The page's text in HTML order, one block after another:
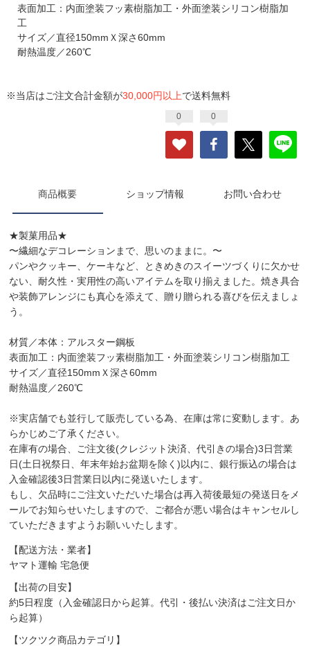
表面加工：内面塗装フッ素樹脂加工・外面塗装シリコン樹脂加
工
サイズ／直径150mmＸ深さ60mm
耐熱温度／260℃
※当店はご注文合計金額が30,000円以上で送料無料
0 0
商品概要 ショップ情報 お問い合わせ
★製菓用品★
〜繊細なデコレーションまで、思いのままに。〜
パンやクッキー、ケーキなど、ときめきのスイーツづくりに欠かせ
ない、耐久性・実用性の高いアイテムを取り揃えました。焼き具合
や装飾アレンジにも真心を添えて、贈り贈られる喜びを伝えましょ
う。
材質／本体：アルスター鋼板
表面加工：内面塗装フッ素樹脂加工・外面塗装シリコン樹脂加工
サイズ／直径150mmＸ深さ60mm
耐熱温度／260℃
※実店舗でも並行して販売している為、在庫は常に変動します。あ
らかじめご了承ください。
在庫有の場合、ご注文後(クレジット決済、代引きの場合)3日営業
日(土日祝祭日、年末年始お盆期を除く)以内に、銀行振込の場合は
入金確認後3日営業日以内に発送いたします。
もし、欠品時にご注文いただいた場合は再入荷後最短の発送日をメ
ールでお知らせいたしますので、ご都合が悪い場合はキャンセルし
ていただきますようお願いいたします。
【配送方法・業者】
ヤマト運輸 宅急便
【出荷の目安】
約5日程度（入金確認日から起算。代引・後払い決済はご注文日か
ら起算）
【ツクツク商品カテゴリ】